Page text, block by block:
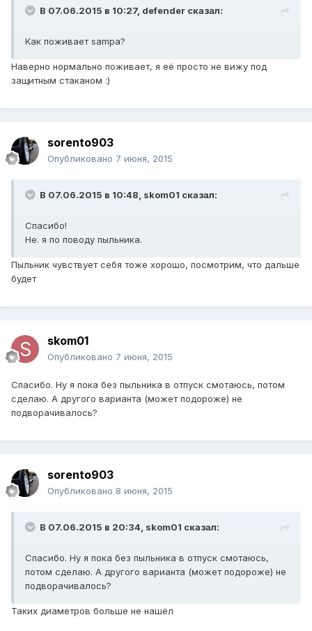
В 07.06.2015 в 10:27, defender сказал:
Как поживает sampa?
Наверно нормально поживает, я её просто не вижу под
защитным стаканом :)
sorento903
Опубликовано 7 июня, 2015
В 07.06.2015 в 10:48, skom01 сказал:
Спасибо!
Не. я по поводу пыльника.
Пыльник чувствует себя тоже хорошо, посмотрим, что дальше
будет
skom01
Опубликовано 7 июня, 2015
Спасибо. Ну я пока без пыльника в отпуск смотаюсь, потом
сделаю. А другого варианта (может подороже) не
подворачивалось?
sorento903
Опубликовано 8 июня, 2015
В 07.06.2015 в 20:34, skom01 сказал:
Спасибо. Ну я пока без пыльника в отпуск смотаюсь,
потом сделаю. А другого варианта (может подороже) не
подворачивалось?
Таких диаметров больше не нашёл